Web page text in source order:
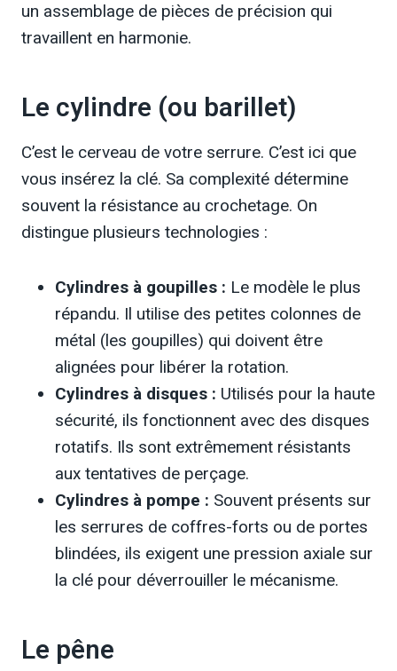
un assemblage de pièces de précision qui
travaillent en harmonie.
Le cylindre (ou barillet)
C’est le cerveau de votre serrure. C’est ici que
vous insérez la clé. Sa complexité détermine
souvent la résistance au crochetage. On
distingue plusieurs technologies :
Cylindres à goupilles : Le modèle le plus
répandu. Il utilise des petites colonnes de
métal (les goupilles) qui doivent être
alignées pour libérer la rotation.
Cylindres à disques : Utilisés pour la haute
sécurité, ils fonctionnent avec des disques
rotatifs. Ils sont extrêmement résistants
aux tentatives de perçage.
Cylindres à pompe : Souvent présents sur
les serrures de coffres-forts ou de portes
blindées, ils exigent une pression axiale sur
la clé pour déverrouiller le mécanisme.
Le pêne